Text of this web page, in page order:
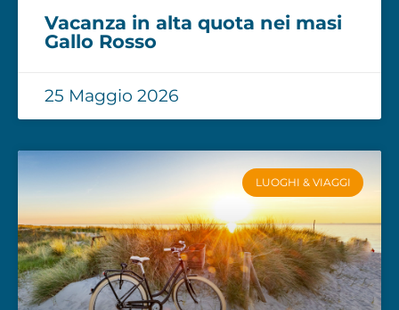
Vacanza in alta quota nei masi
Gallo Rosso
25 Maggio 2026
LUOGHI & VIAGGI